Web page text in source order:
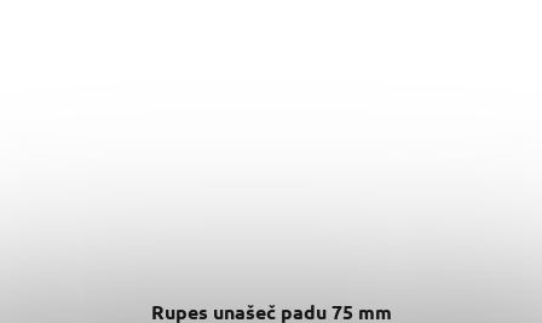
Rupes unašeč padu 75 mm